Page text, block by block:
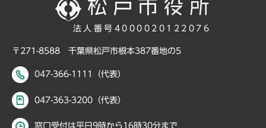
法人番号4000020122076
〒271-8588 千葉県松戸市根本387番地の5
047-366-1111（代表）
047-363-3200（代表）
窓口受付は平日9時から16時30分まで